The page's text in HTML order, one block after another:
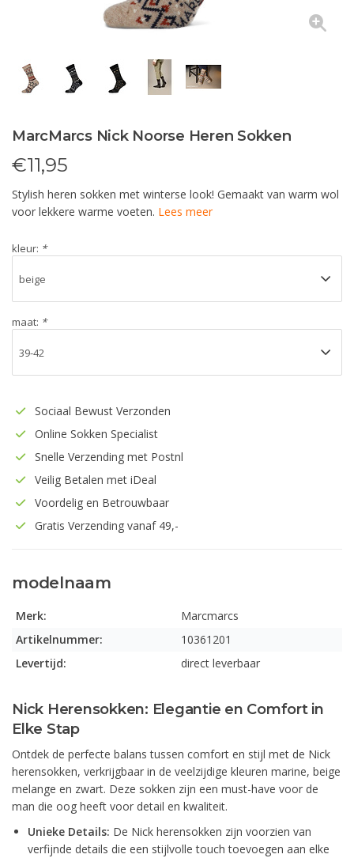
MarcMarcs Nick Noorse Heren Sokken
€11,95
Stylish heren sokken met winterse look! Gemaakt van warm wol
voor lekkere warme voeten. Lees meer
kleur: *
maat: *
Sociaal Bewust Verzonden
Online Sokken Specialist
Snelle Verzending met Postnl
Veilig Betalen met iDeal
Voordelig en Betrouwbaar
Gratis Verzending vanaf 49,-
modelnaam
Merk:
Marcmarcs
Artikelnummer:
10361201
Levertijd:
direct leverbaar
Nick Herensokken: Elegantie en Comfort in
Elke Stap
Ontdek de perfecte balans tussen comfort en stijl met de Nick
herensokken, verkrijgbaar in de veelzijdige kleuren marine, beige
melange en zwart. Deze sokken zijn een must-have voor de
man die oog heeft voor detail en kwaliteit.
Unieke Details: De Nick herensokken zijn voorzien van
verfijnde details die een stijlvolle touch toevoegen aan elke